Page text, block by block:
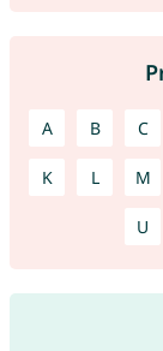
A B C
K L M
U